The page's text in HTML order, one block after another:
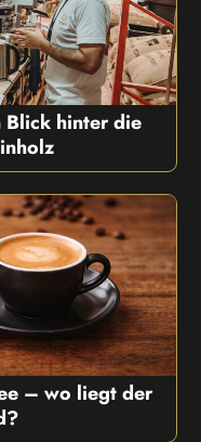
Blick hinter die
– wo liegt der